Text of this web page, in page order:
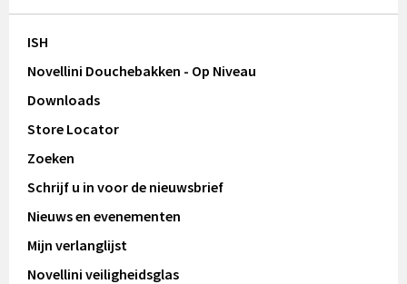
ISH
Novellini Douchebakken - Op Niveau
Downloads
Store Locator
Zoeken
Schrijf u in voor de nieuwsbrief
Nieuws en evenementen
Mijn verlanglijst
Novellini veiligheidsglas